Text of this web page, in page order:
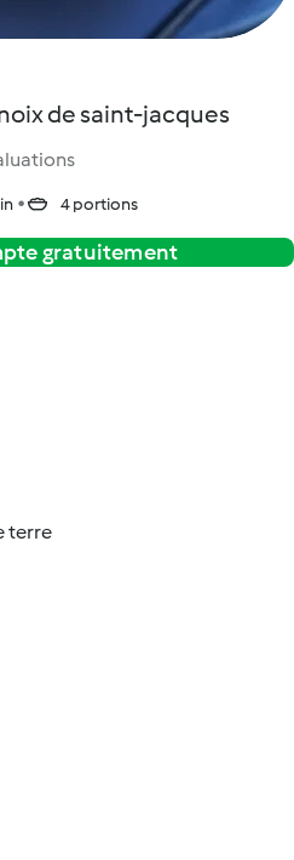
de saint-jacques
4 portions
gratuitement
terre